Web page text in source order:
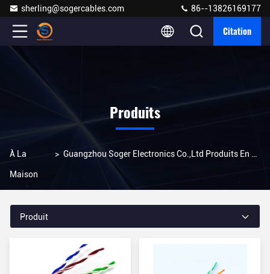
sherling@sogercables.com 86--13826169177
Citation
Produits
À La
Maison
> Guangzhou Soger Electronics Co.,Ltd Produits En Ligne
Produit